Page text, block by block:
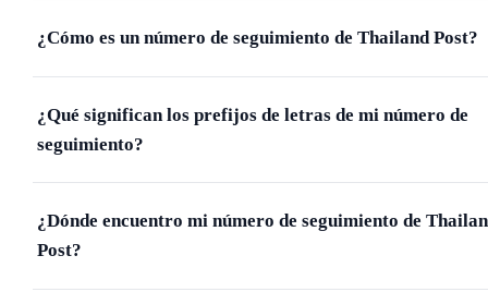
¿Cómo es un número de seguimiento de Thailand Post?
¿Qué significan los prefijos de letras de mi número de
seguimiento?
¿Dónde encuentro mi número de seguimiento de
Post?